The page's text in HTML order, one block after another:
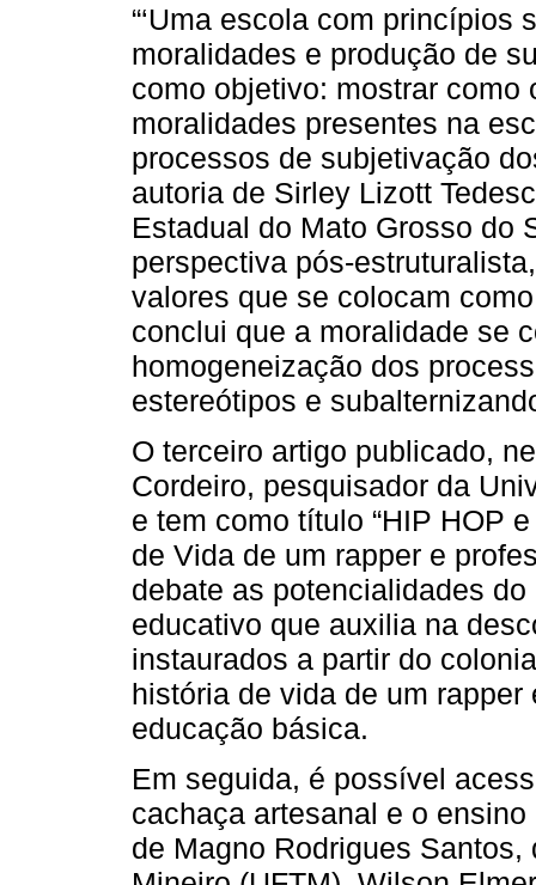
“‘Uma escola com princípios
moralidades e produção de
como objetivo: mostrar
moralidades presentes na
processos de subjetivação
autoria de Sirley Lizott
Estadual do Mato Grosso do
perspectiva pós-
valores que se colocam
conclui que a moralidade se
homogeneização dos
estereótipos e
O terceiro artigo publicado,
Cordeiro, pesquisador da
e tem como título “HIP HOP
de Vida de um rapper e
debate as potencialidades
educativo que auxilia na
instaurados a partir do
história de vida de um
educação básica.
Em seguida, é possível
cachaça artesanal e o
de Magno Rodrigues